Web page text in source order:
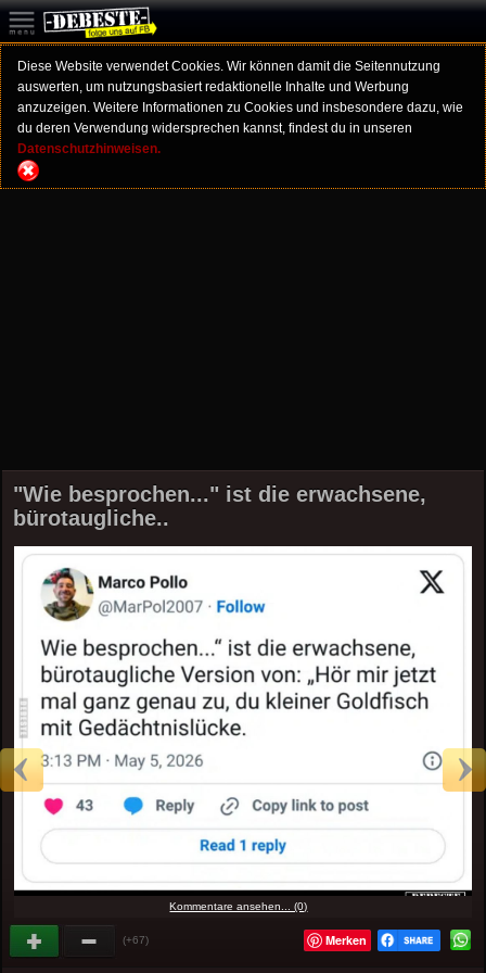
Diese Website verwendet Cookies. Wir können damit die Seitennutzung
auswerten, um nutzungsbasiert redaktionelle Inhalte und Werbung
anzuzeigen. Weitere Informationen zu Cookies und insbesondere dazu, wie
du deren Verwendung widersprechen kannst, findest du in unseren
Datenschutzhinweisen.
"Wie besprochen..." ist die erwachsene,
bürotaugliche..
Kommentare ansehen... (0)
(+67) Merken